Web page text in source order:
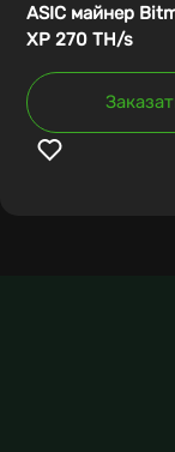
ASIC майнер
XP 270 TH/s